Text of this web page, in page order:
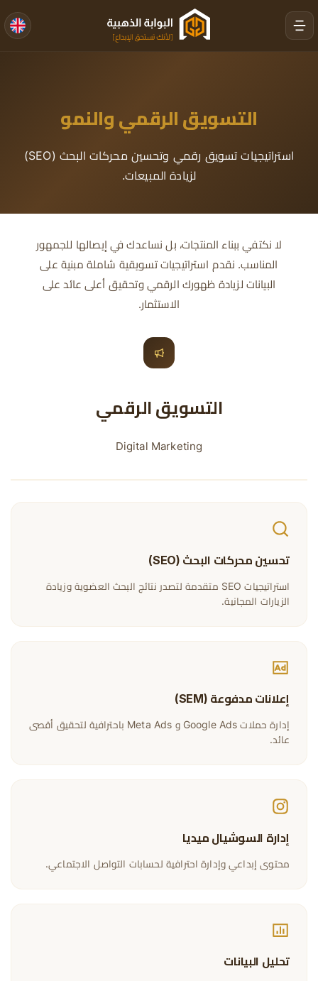
التسويق الرقمي والنمو
استراتيجيات تسويق رقمي وتحسين محركات البحث (SEO)
لزيادة المبيعات.
لا نكتفي ببناء المنتجات، بل نساعدك في إيصالها للجمهور
المناسب. نقدم استراتيجيات تسويقية شاملة مبنية على
البيانات لزيادة ظهورك الرقمي وتحقيق أعلى عائد على
الاستثمار.
التسويق الرقمي
Digital Marketing
تحسين محركات البحث (SEO)
استراتيجيات SEO متقدمة لتصدر نتائج البحث العضوية وزيادة
الزيارات المجانية.
إعلانات مدفوعة (SEM)
إدارة حملات Google Ads و Meta Ads باحترافية لتحقيق أقصى
عائد.
إدارة السوشيال ميديا
محتوى إبداعي وإدارة احترافية لحسابات التواصل الاجتماعي.
تحليل البيانات